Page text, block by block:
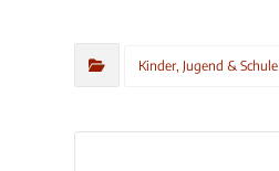
Kinder, Jugend & Schule